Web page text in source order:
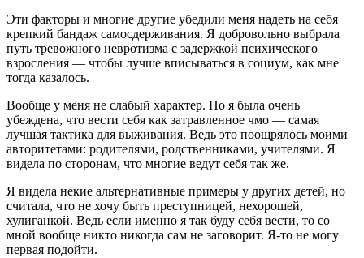
Эти факторы и многие другие убедили меня надеть на себя
крепкий бандаж самосдерживания. Я добровольно выбрала
путь тревожного невротизма с задержкой психического
взросления — чтобы лучше вписываться в социум, как мне
тогда казалось.
Вообще у меня не слабый характер. Но я была очень
убеждена, что вести себя как затравленное чмо — самая
лучшая тактика для выживания. Ведь это поощрялось моими
авторитетами: родителями, родственниками, учителями. Я
видела по сторонам, что многие ведут себя так же.
Я видела некие альтернативные примеры у других детей, но
считала, что не хочу быть преступницей, нехорошей,
хулиганкой. Ведь если именно я так буду себя вести, то со
мной вообще никто никогда сам не заговорит. Я-то не могу
первая подойти.